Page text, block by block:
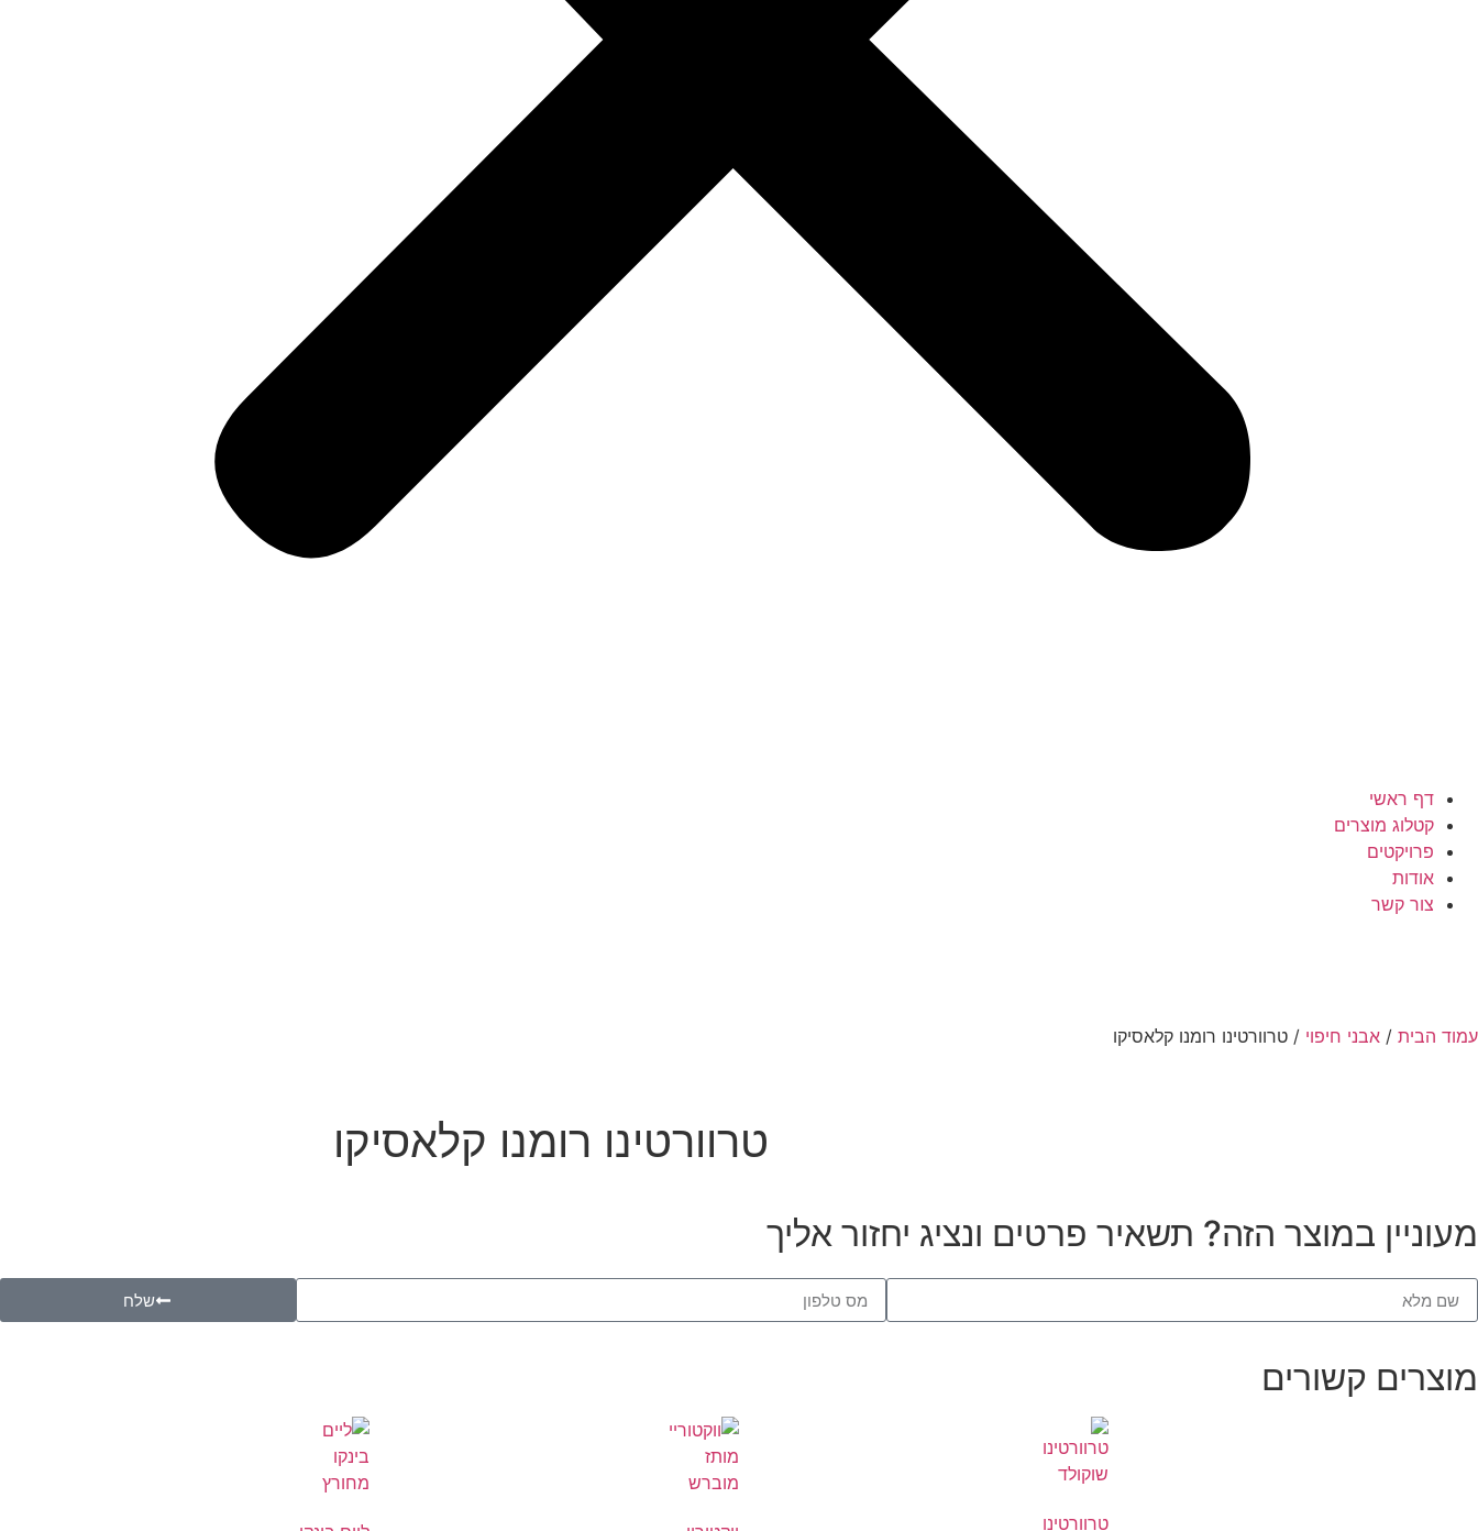
דף ראשי
קטלוג מוצרים
פרויקטים
אודות
צור קשר
עמוד הבית / אבני חיפוי / טרוורטינו רומנו קלאסיקו
טרוורטינו רומנו קלאסיקו
מעוניין במוצר הזה? תשאיר פרטים ונציג יחזור אליך
שלח
מוצרים קשורים
טרוורטינו